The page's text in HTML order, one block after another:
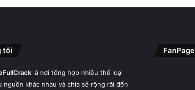
tôi
là nơi tổng hợp nhiều thể loại
nguồn khác nhau và chia sẻ rộng rãi đến
FanPage